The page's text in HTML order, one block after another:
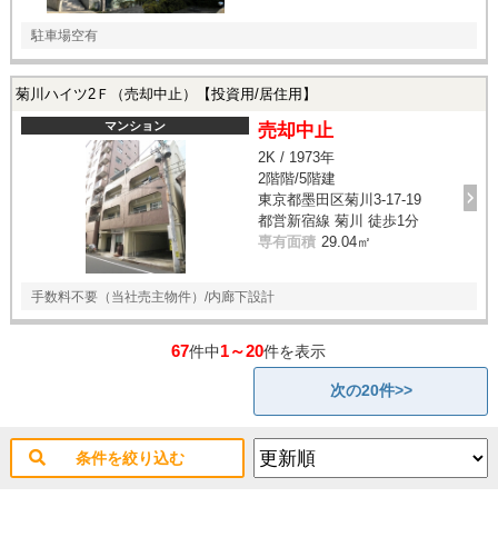
駐車場空有
菊川ハイツ2Ｆ（売却中止）【投資用/居住用】
マンション 売却中止
2K / 1973年
2階階/5階建
東京都墨田区菊川3-17-19
都営新宿線 菊川 徒歩1分
専有面積 29.04㎡
手数料不要（当社売主物件）/内廊下設計
67件中1～20件を表示
次の20件>>
条件を絞り込む